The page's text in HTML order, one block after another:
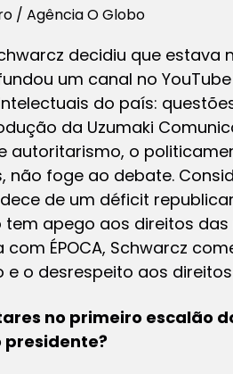
/ Agência O Globo
decidiu que estava
um canal no
do país:
da Uzumaki
autoritarismo, o
não foge ao debate.
de um déficit
apego aos direitos das
ÉPOCA, Schwarcz
o desrespeito aos
no primeiro escalão
presidente?